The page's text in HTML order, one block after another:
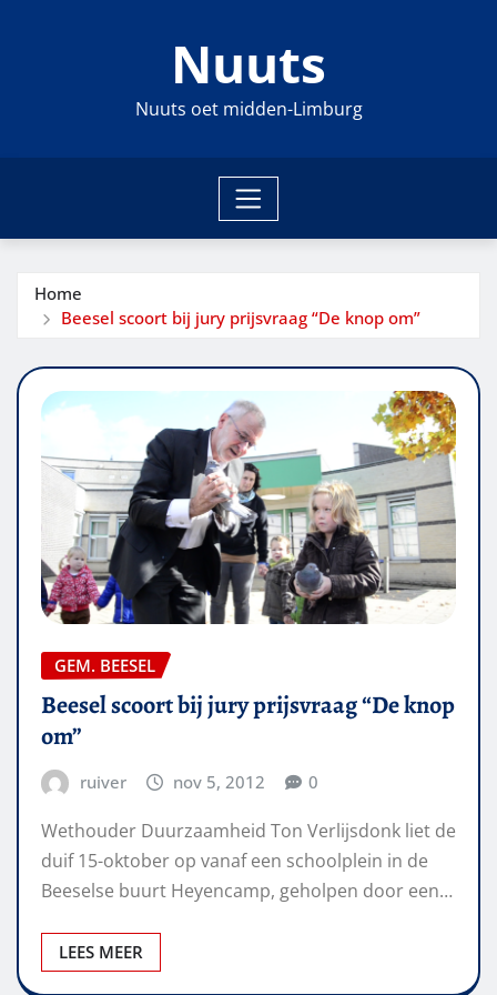
Nuuts
Nuuts oet midden-Limburg
Home
Beesel scoort bij jury prijsvraag “De knop om”
GEM. BEESEL
Beesel scoort bij jury prijsvraag “De knop
om”
ruiver nov 5, 2012 0
Wethouder Duurzaamheid Ton Verlijsdonk liet de
duif 15-oktober op vanaf een schoolplein in de
Beeselse buurt Heyencamp, geholpen door een…
LEES MEER